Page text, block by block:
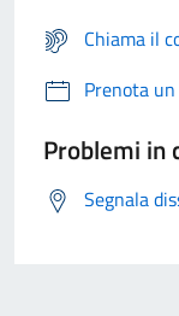
Chiama il
Prenota
Problemi in
Segnala